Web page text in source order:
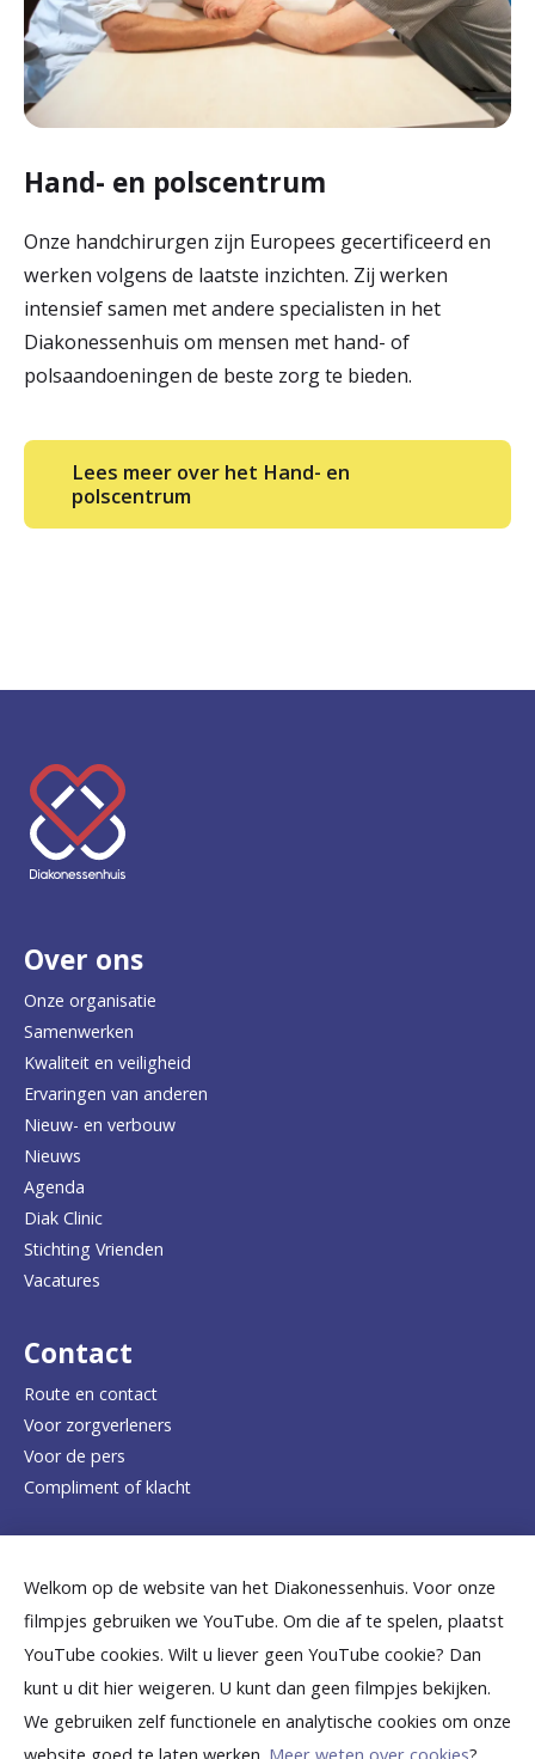
Hand- en polscentrum
Onze handchirurgen zijn Europees gecertificeerd en
werken volgens de laatste inzichten. Zij werken
intensief samen met andere specialisten in het
Diakonessenhuis om mensen met hand- of
polsaandoeningen de beste zorg te bieden.
Lees meer over het Hand- en
polscentrum
Welkom op de website van het Diakonessenhuis. Voor onze
filmpjes gebruiken we YouTube. Om die af te spelen, plaatst
YouTube cookies. Wilt u liever geen YouTube cookie? Dan
kunt u dit hier weigeren. U kunt dan geen filmpjes bekijken.
We gebruiken zelf functionele en analytische cookies om onze
K
e
e
t
e
r
u
g
n
a
a
d
e
h
o
p
a
g
e
Over ons
Onze organisatie
Samenwerken
Kwaliteit en veiligheid
Ervaringen van anderen
Nieuw- en verbouw
Nieuws
Agenda
Diak Clinic
Stichting Vrienden
Vacatures
Contact
Route en contact
Voor zorgverleners
Voor de pers
Compliment of klacht
Dicht bij jou
B
e
k
B
e
k
B
e
k
B
e
k
B
e
k